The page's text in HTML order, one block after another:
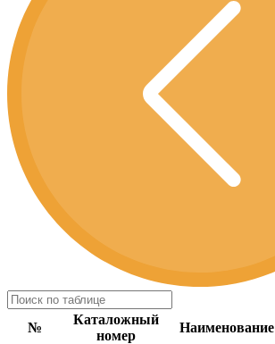
№
Каталожный
номер
Наименование